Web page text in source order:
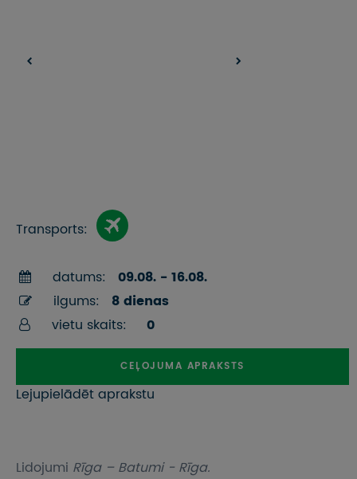
Transports:
datums:
09.08. - 16.08.
ilgums:
8 dienas
vietu skaits:
0
CEĻOJUMA APRAKSTS
Lejupielādēt aprakstu
Lidojumi Rīga – Batumi - Rīga.